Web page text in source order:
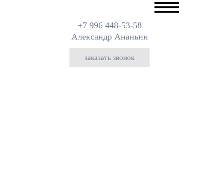
+7 996 448-53-58
Александр Ананьин
заказать звонок